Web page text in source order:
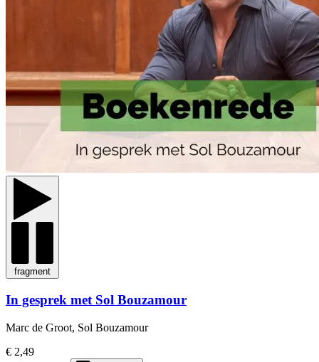
fragment
In gesprek met Sol Bouzamour
Marc de Groot, Sol Bouzamour
€ 2,49